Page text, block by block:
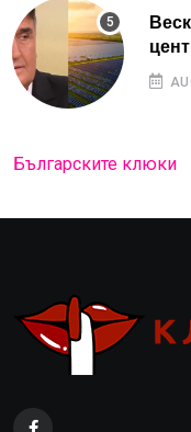
Българските клюки